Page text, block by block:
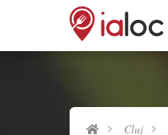
Cluj